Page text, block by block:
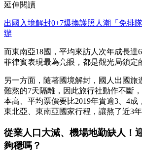
延伸閱讀
出國入境解封0+7爆換護照人潮「免排
辦
而東南亞18國，平均來訪人次年成長達
菲律賓表現最為亮眼，都是觀光局鎖定
另一方面，隨著國境解封，國人出國旅
難熬的7天隔離，因此旅行社動作不斷
本高、平均票價要比2019年貴逾3、4成
東北亞、東南亞國家行程，讓熬了近3
從業人口大減、機場地勤缺人！
夠穩嗎？